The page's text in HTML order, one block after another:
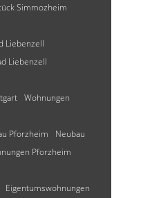
Simmozheim
Liebenzell
Liebenzell
Wohnungen
Pforzheim
Neubau
Pforzheim
Eigentumswohnungen